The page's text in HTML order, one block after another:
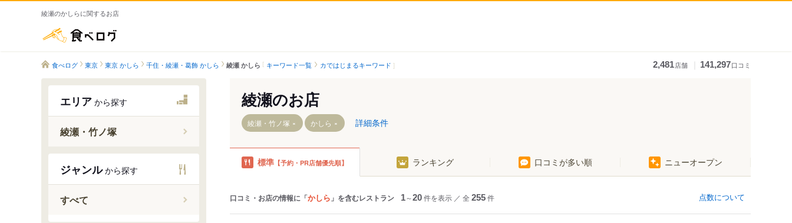
綾瀬のかしらに関するお店
食べログ 東京 東京 かしら 千住・綾瀬・葛飾 かしら 綾瀬 かしら キーワード一覧 カではじまるキーワード 2,481店舗 141,297口コミ
エリア から探す
綾瀬・竹ノ塚
綾瀬駅
小菅駅
五反野駅
扇大橋駅
高野駅
ジャンルから探す
すべて
綾瀬のお店
綾瀬・竹ノ塚 かしら 詳細条件
標準 【予約・PR店舗優先順】 ランキング 口コミが多い順 ニューオープン
口コミ・お店の情報に「かしら 」を含むレストラン 1～20件を表示 ／ 全 255件 点数について